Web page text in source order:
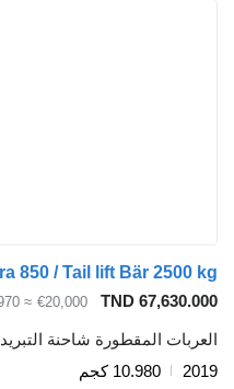
TND 67,630.000
€20,000
≈ $22,970
العربات المقطورة شاحنة التبريد
2019
10.980 كجم